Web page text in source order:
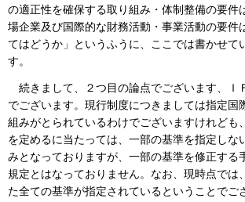
の適正性を確保する取り組み・体制整備の要件
場企業及び国際的な財務活動・事業活動の要件
てはどうか」というふうに、ここでは書かせて
す。
続きまして、２つ目の論点でございます、Ｉ
でございます。現行制度につきましては指定国
組みがとられているわけでございますけれども
を定めるに当たっては、一部の基準を指定しな
みとなっておりますが、一部の基準を修正する
規定とはなっておりません。なお、現時点では
た全ての基準が指定されているということでご